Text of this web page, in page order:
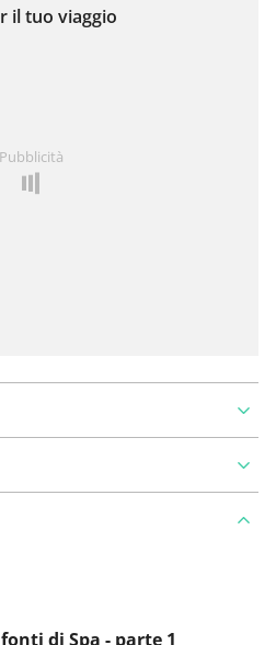
il tuo viaggio
Pubblicità
di Spa - parte 1